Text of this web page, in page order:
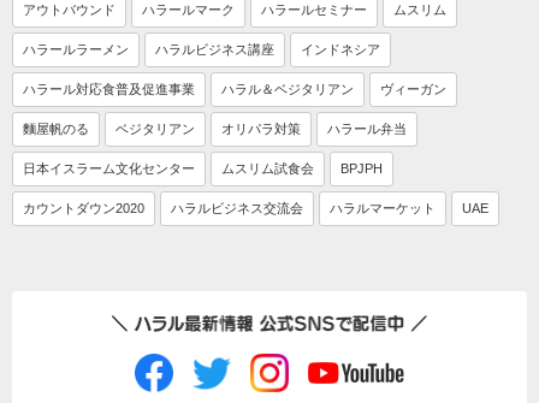
アウトバウンド ハラールマーク ハラールセミナー ムスリム
ハラールラーメン ハラルビジネス講座 インドネシア
ハラール対応食普及促進事業 ハラル＆ベジタリアン ヴィーガン
麵屋帆のる ベジタリアン オリパラ対策 ハラール弁当
日本イスラーム文化センター ムスリム試食会 BPJPH
カウントダウン2020 ハラルビジネス交流会 ハラルマーケット UAE